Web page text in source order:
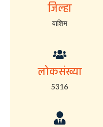
जिल्हा
वाशिम
लोकसंख्या
5316